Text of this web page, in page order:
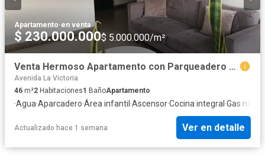
Apartamento·en venta
$ 230.000.000$ 5.000.000/m²
Venta Hermoso Apartamento con Parqueadero y depósito, San Cristobal Sur.
Avenida La Victoria
46 m²2 Habitaciones1 BañoApartamento
·Agua·Aparcadero·Área infantil ·Ascensor·Cocina integral ·Gas
Actualizado hace 1 semana Ver en detalle